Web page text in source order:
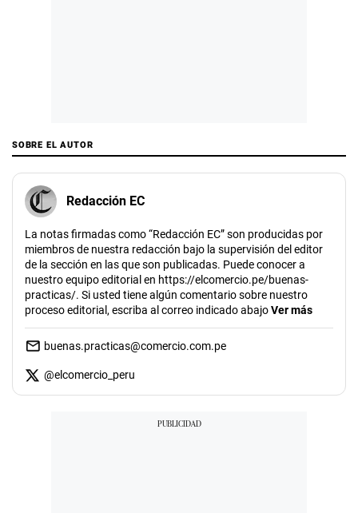
SOBRE EL AUTOR
Redacción EC
La notas firmadas como “Redacción EC” son producidas por
miembros de nuestra redacción bajo la supervisión del editor
de la sección en las que son publicadas. Puede conocer a
nuestro equipo editorial en https://elcomercio.pe/buenas-
practicas/. Si usted tiene algún comentario sobre nuestro
proceso editorial, escriba al correo indicado abajoVer más
buenas.practicas@comercio.com.pe
@elcomercio_peru